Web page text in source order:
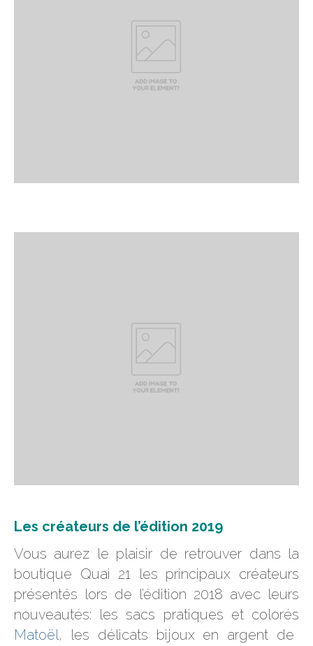
Les créateurs de l’édition 2019
Vous aurez le plaisir de retrouver dans la
boutique Quai 21 les principaux créateurs
présentés lors de l’édition 2018 avec leurs
nouveautés: les sacs pratiques et colorés
Matoël, les délicats bijoux en argent de